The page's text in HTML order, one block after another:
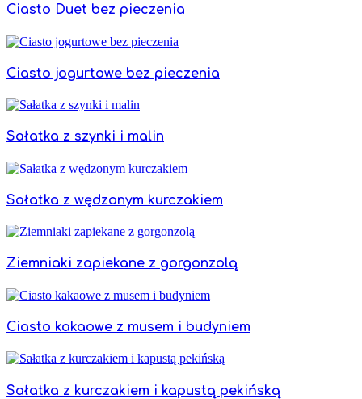
Ciasto Duet bez pieczenia
Ciasto jogurtowe bez pieczenia
Sałatka z szynki i malin
Sałatka z wędzonym kurczakiem
Ziemniaki zapiekane z gorgonzolą
Ciasto kakaowe z musem i budyniem
Sałatka z kurczakiem i kapustą pekińską